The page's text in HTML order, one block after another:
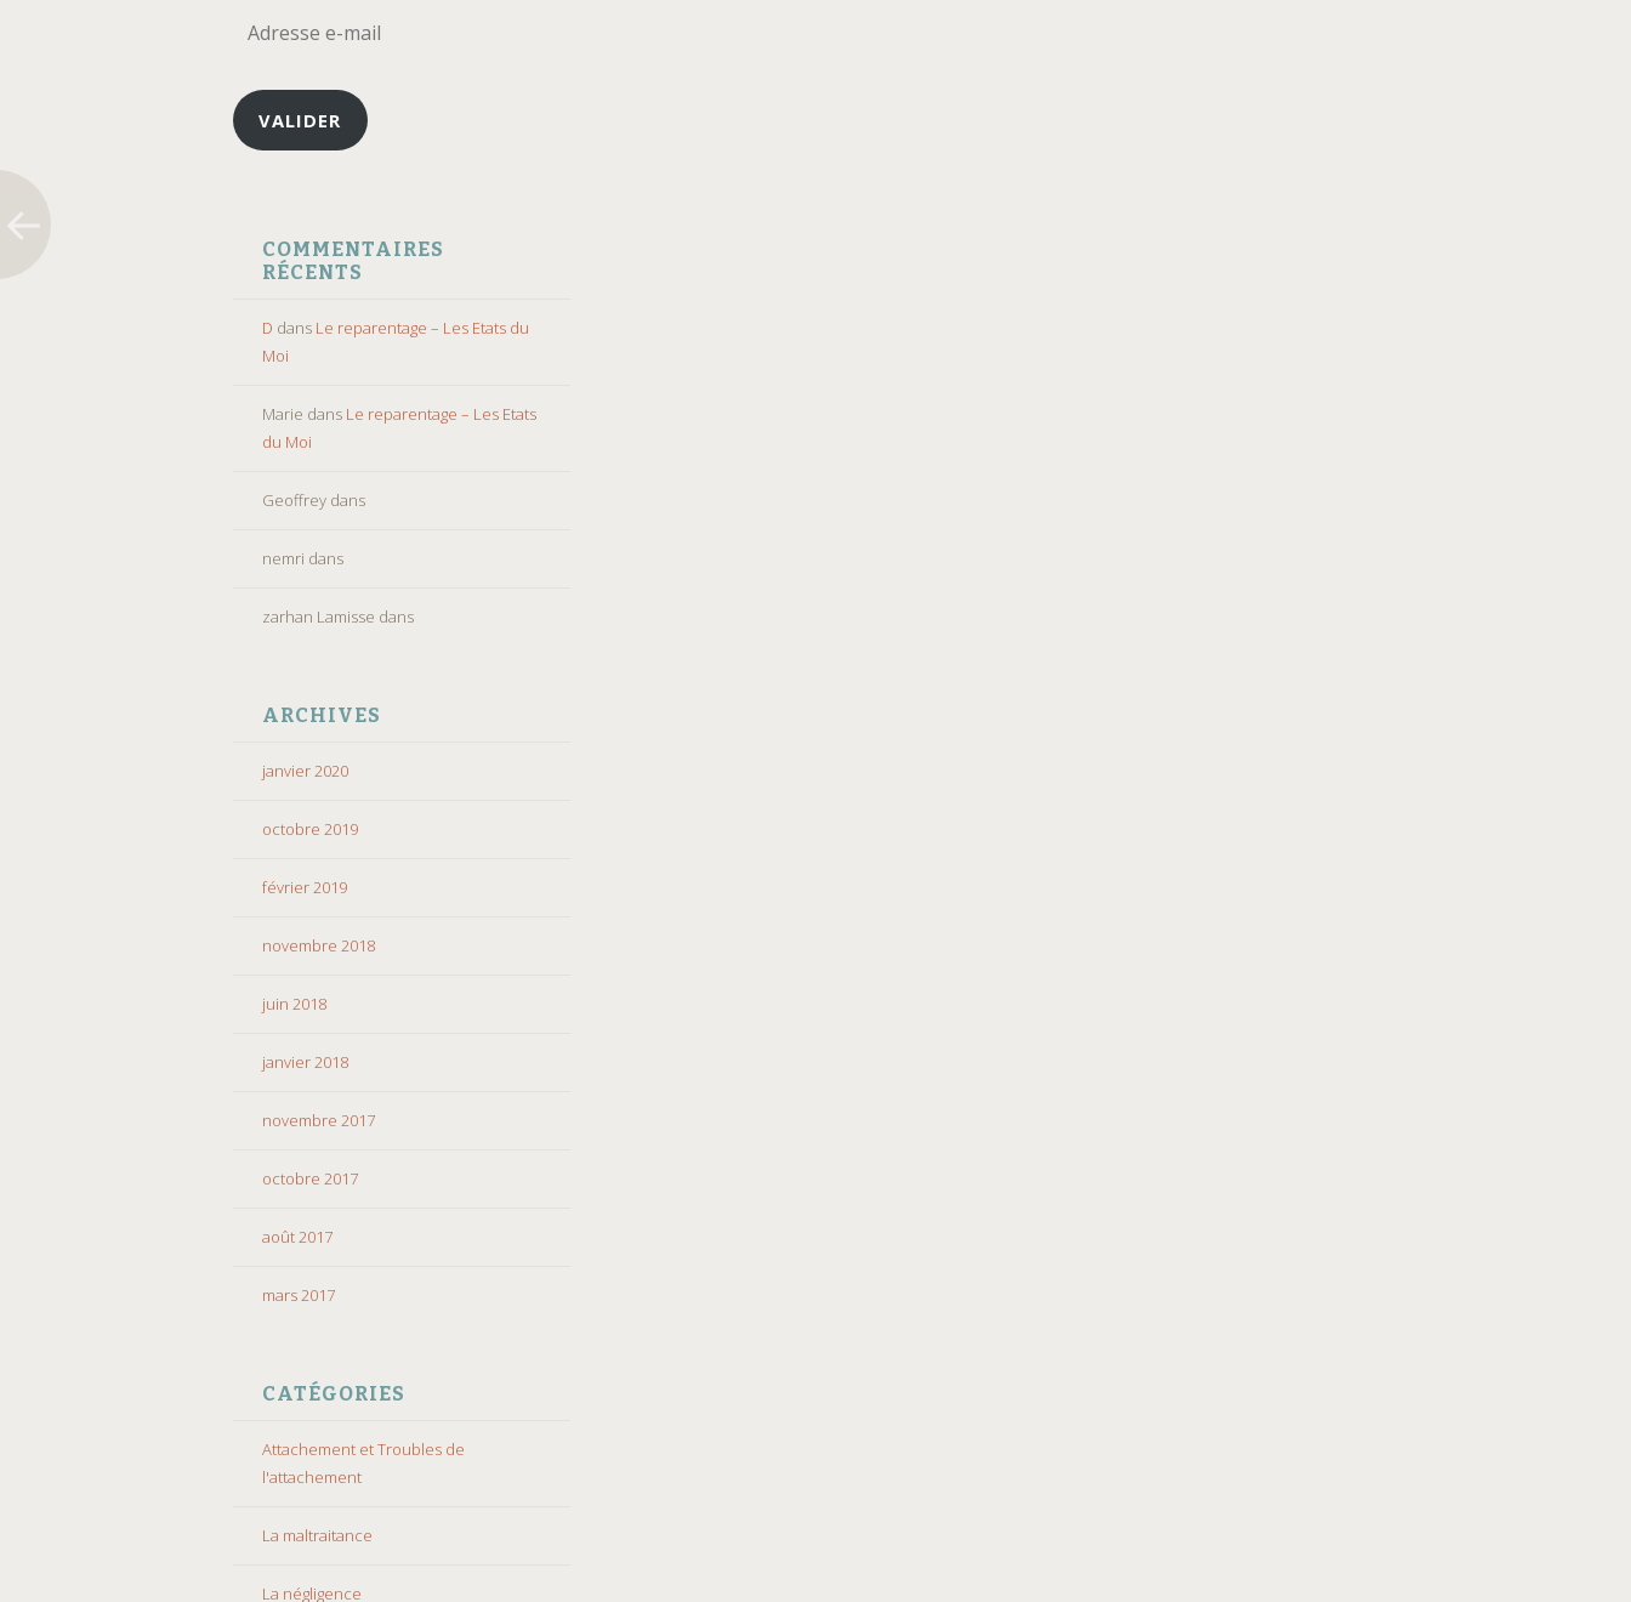
VALIDER
COMMENTAIRES
RÉCENTS
D dans Le reparentage – Les Etats du
Moi
Marie dans Le reparentage – Les Etats
du Moi
Geoffrey dans
nemri dans
zarhan Lamisse dans
ARCHIVES
janvier 2020
octobre 2019
février 2019
novembre 2018
juin 2018
janvier 2018
novembre 2017
octobre 2017
août 2017
mars 2017
CATÉGORIES
Attachement et Troubles de
l'attachement
La maltraitance
La négligence